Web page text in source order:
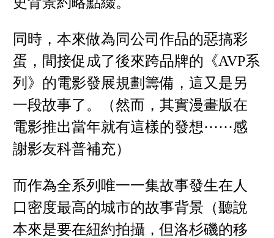
同時，本來做為同公司作品的惡搞彩
蛋，間接促成了後來跨品牌的《AVP系
列》的電影發展規劃籌備，這又是另
一段故事了。（然而，其實漫畫版在
電影推出當年就有這樣的發想⋯⋯感
謝影友科普補充）
而作為全系列唯一一集故事發生在人
口密度最高的城市的故事背景（聽說
本來是要在紐約拍攝，但洛杉磯的移